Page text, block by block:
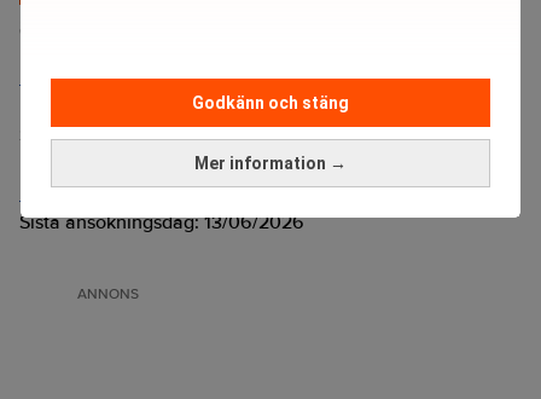
Mer information →
Godkänn och stäng
Senaste lediga jobben
Bolagsjurist till Eltel AB
Bromma, Stockholm
Sista ansökningsdag:21/08/2026
Medarbetare inom Intern styrning och kontroll till Alecta
Sista ansökningsdag:13/06/2026
ANNONS